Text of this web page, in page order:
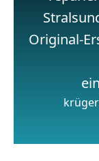
Original-